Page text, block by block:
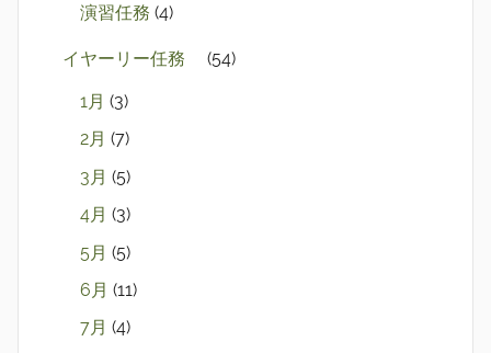
演習任務 (4)
イヤーリー任務 (54)
1月 (3)
2月 (7)
3月 (5)
4月 (3)
5月 (5)
6月 (11)
7月 (4)